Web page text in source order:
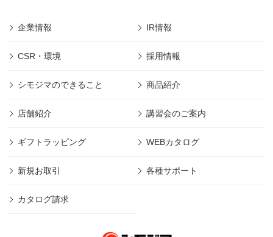
企業情報 IR情報
CSR・環境 採用情報
シモジマのできること 商品紹介
店舗紹介 講習会のご案内
ギフトラッピング WEBカタログ
新規お取引 各種サポート
カタログ請求